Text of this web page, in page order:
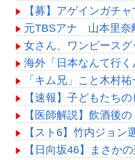
【募】アゲインガチ
元TBSアナ 山本里奈
女さん、ワンピース
海外「日本なんて行
「キム兄」こと木村
【速報】子どもたち
【医師解説】飲酒後
【スト6】竹内ジョ
【日向坂46】まさか